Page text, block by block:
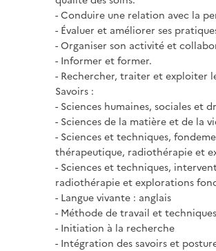
- Conduire une relation avec la
- Évaluer et améliorer ses
- Organiser son activité et
- Informer et former.
- Rechercher, traiter et exploiter
Savoirs :
- Sciences humaines, sociales et
- Sciences de la matière et de la
- Sciences et techniques,
thérapeutique, radiothérapie et
- Sciences et techniques,
radiothérapie et explorations
- Langue vivante : anglais
- Méthode de travail et
- Initiation à la recherche
- Intégration des savoirs et